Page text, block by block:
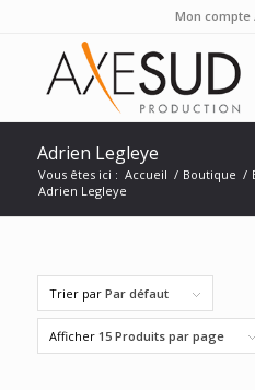
Mon compte
Adrien Legleye
Vous êtes ici : Accueil / Boutique /
Adrien Legleye
Trier par Par défaut
Afficher 15 Produits par page